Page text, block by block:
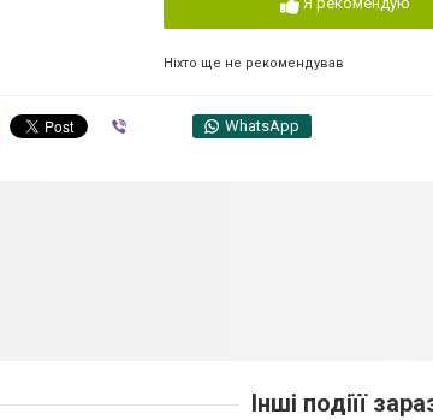
Ніхто ще не рекомендував
WhatsApp
Інші подіїї